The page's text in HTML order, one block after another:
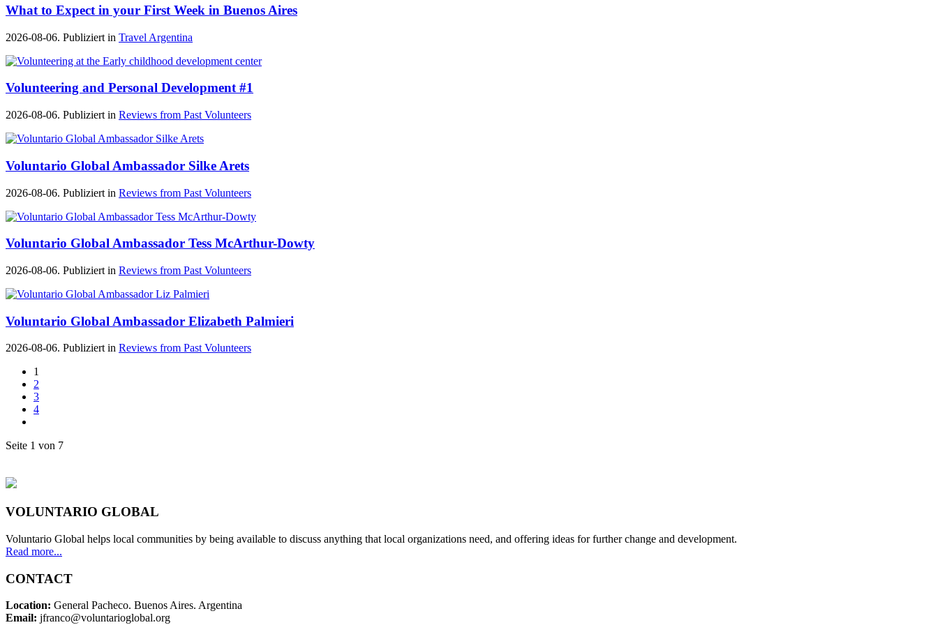
What to Expect in your First Week in Buenos Aires
2026-08-06. Publiziert in Travel Argentina
Volunteering and Personal Development #1
2026-08-06. Publiziert in Reviews from Past Volunteers
Voluntario Global Ambassador Silke Arets
2026-08-06. Publiziert in Reviews from Past Volunteers
Voluntario Global Ambassador Tess McArthur-Dowty
2026-08-06. Publiziert in Reviews from Past Volunteers
Voluntario Global Ambassador Elizabeth Palmieri
2026-08-06. Publiziert in Reviews from Past Volunteers
1
2
3
4
Seite 1 von 7
VOLUNTARIO GLOBAL
Voluntario Global helps local communities by being available to discuss anything that local organizations need, and offering ideas for further change and development.
Read more...
CONTACT
Location: General Pacheco. Buenos Aires. Argentina
Email: jfranco@voluntarioglobal.org